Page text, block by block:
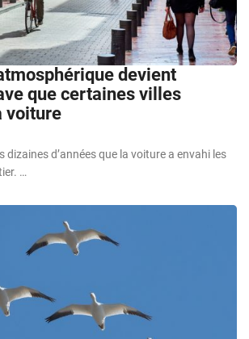
devient
que certaines villes
voiture
dizaines d’années que la voiture a envahi les
…